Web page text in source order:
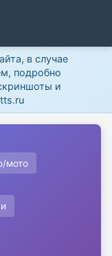
в случае
подробно
и
мото